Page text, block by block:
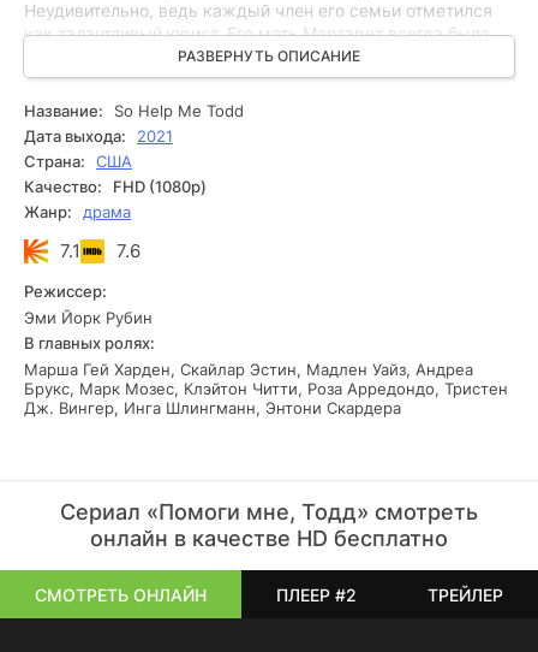
Неудивительно, ведь каждый член его семьи отметился
как талантливый юрист. Его мать Маргарет всегда была
надежным наставником для Тодда, хотя казалась
жестким и властным человеком. Когда у нашего главного
героя возникли неприятности и он лишился лицензии,
именно его мама предложила ему помощь, предложив
должность в своей компании. Теперь нашему герою
предстоит приспособиться к новым задачам, поскольку
клиенты обращаются с самыми непредсказуемыми
проблемами. Разрешение семейных конфликтов - теперь
типичная задача для нашего главного героя. Однако, ему
придется справляться со своими собственными
тараканами в голове.
РАЗВЕРНУТЬ ОПИСАНИЕ
Название:
So Help Me Todd
Дата выхода:
2021
Страна:
США
Качество:
FHD (1080p)
Жанр:
драма
7.1 7.6
Режиссер:
Эми Йорк Рубин
В главных ролях:
Марша Гей Харден, Скайлар Эстин, Мадлен Уайз, Андреа
Брукс, Марк Мозес, Клэйтон Читти, Роза Арредондо, Тристен
Дж. Вингер, Инга Шлингманн, Энтони Скардера
Сериал «Помоги мне, Тодд» смотреть
онлайн в качестве HD бесплатно
СМОТРЕТЬ ОНЛАЙН ПЛЕЕР #2 ТРЕЙЛЕР